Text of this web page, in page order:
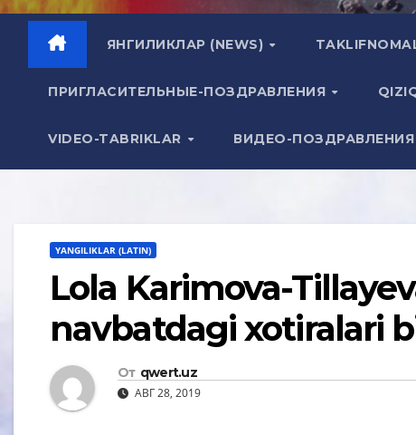
ЯНГИЛИКЛАР (NEWS)
ПРИГЛАСИТЕЛЬНЫЕ-ПОЗДРАВЛЕНИЯ
VIDEO-TABRIKLAR ВИДЕО-ПОЗДРАВЛЕНИЯ
YANGILIKLAR (LATIN)
Lola Karimova-
navbatdagi xotiralari
От qwert.uz
АВГ 28, 2019